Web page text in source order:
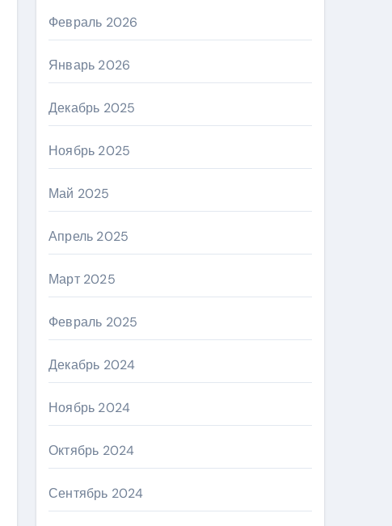
Февраль 2026
Январь 2026
Декабрь 2025
Ноябрь 2025
Май 2025
Апрель 2025
Март 2025
Февраль 2025
Декабрь 2024
Ноябрь 2024
Октябрь 2024
Сентябрь 2024